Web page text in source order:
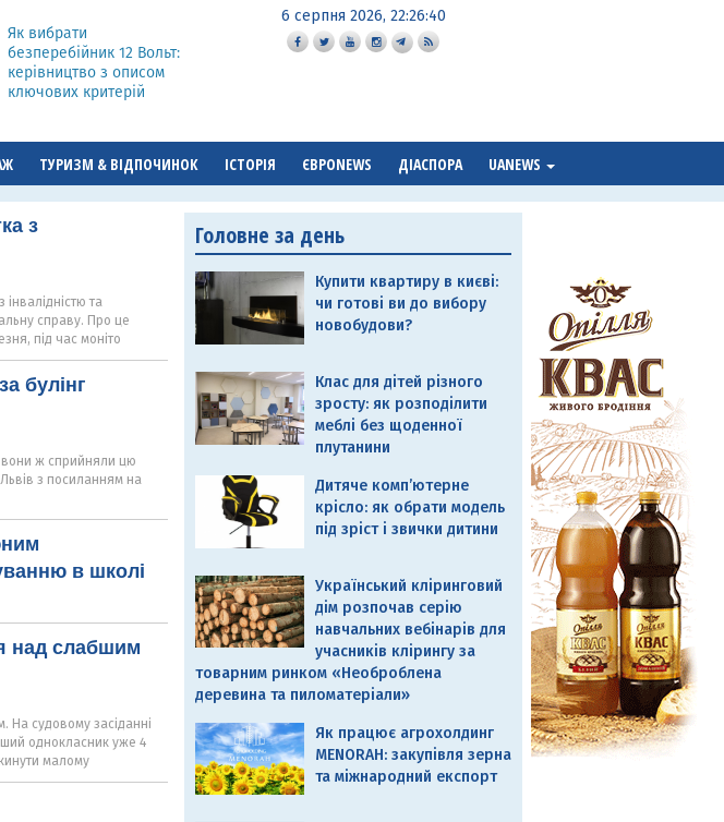
Як вибрати
безперебійник 12 Вольт:
керівництво з описом
ключових критерій
6 серпня 2026, 22:26:41
ТУРИЗМ & ВІДПОЧИНОК ІСТОРІЯ ЄВРОNEWS ДІАСПОРА UANEWS
з
та
справу. Про це
під час моніто
булінг
вони ж сприйняли цю
з посиланням на
в школі
над слабшим
На судовому засіданні
однокласник уже 4
малому
Головне за день
Купити квартиру в києві:
чи готові ви до вибору
новобудови?
Клас для дітей різного
зросту: як розподілити
меблі без щоденної
плутанини
Дитяче комп’ютерне
крісло: як обрати модель
під зріст і звички дитини
Український кліринговий
дім розпочав серію
навчальних вебінарів для
учасників клірингу за
товарним ринком «Необроблена
деревина та пиломатеріали»
Як працює агрохолдинг
MENORAH: закупівля зерна
та міжнародний експорт